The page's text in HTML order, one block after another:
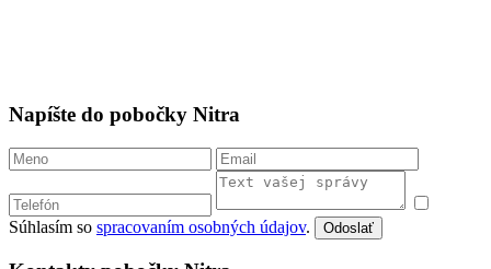
Napíšte do pobočky Nitra
Súhlasím so spracovaním osobných údajov. Odoslať